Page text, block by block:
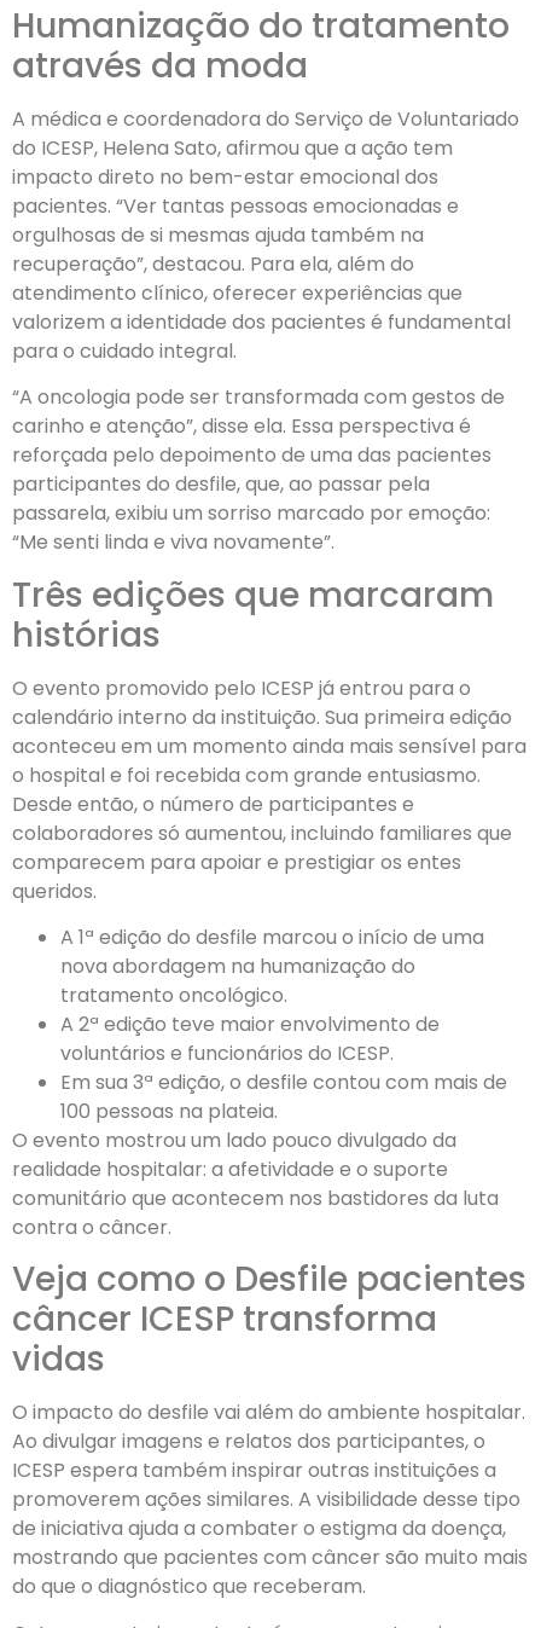
Humanização do tratamento
através da moda
A médica e coordenadora do Serviço de Voluntariado
do ICESP, Helena Sato, afirmou que a ação tem
impacto direto no bem-estar emocional dos
pacientes. “Ver tantas pessoas emocionadas e
orgulhosas de si mesmas ajuda também na
recuperação”, destacou. Para ela, além do
atendimento clínico, oferecer experiências que
valorizem a identidade dos pacientes é fundamental
para o cuidado integral.
“A oncologia pode ser transformada com gestos de
carinho e atenção”, disse ela. Essa perspectiva é
reforçada pelo depoimento de uma das pacientes
participantes do desfile, que, ao passar pela
passarela, exibiu um sorriso marcado por emoção:
“Me senti linda e viva novamente”.
Três edições que marcaram
histórias
O evento promovido pelo ICESP já entrou para o
calendário interno da instituição. Sua primeira edição
aconteceu em um momento ainda mais sensível para
o hospital e foi recebida com grande entusiasmo.
Desde então, o número de participantes e
colaboradores só aumentou, incluindo familiares que
comparecem para apoiar e prestigiar os entes
queridos.
A 1ª edição do desfile marcou o início de uma
nova abordagem na humanização do
tratamento oncológico.
A 2ª edição teve maior envolvimento de
voluntários e funcionários do ICESP.
Em sua 3ª edição, o desfile contou com mais de
100 pessoas na plateia.
O evento mostrou um lado pouco divulgado da
realidade hospitalar: a afetividade e o suporte
comunitário que acontecem nos bastidores da luta
contra o câncer.
Veja como o Desfile pacientes
câncer ICESP transforma
vidas
O impacto do desfile vai além do ambiente hospitalar.
Ao divulgar imagens e relatos dos participantes, o
ICESP espera também inspirar outras instituições a
promoverem ações similares. A visibilidade desse tipo
de iniciativa ajuda a combater o estigma da doença,
mostrando que pacientes com câncer são muito mais
do que o diagnóstico que receberam.